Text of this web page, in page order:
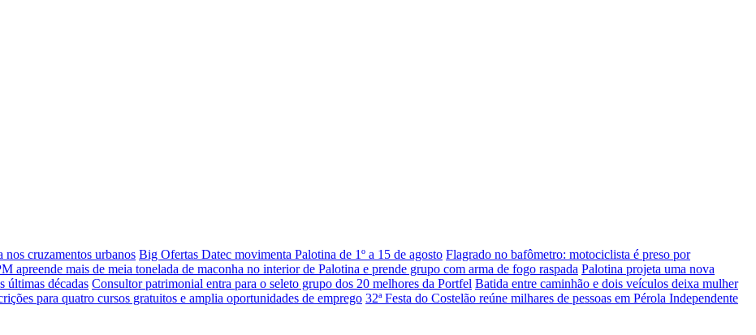
nos cruzamentos urbanos Big Ofertas Datec movimenta Palotina de 1º a 15 de agosto Flagrado no bafômetro: motociclista é preso por
apreende mais de meia tonelada de maconha no interior de Palotina e prende grupo com arma de fogo raspada Palotina projeta uma nova
últimas décadas Consultor patrimonial entra para o seleto grupo dos 20 melhores da Portfel Batida entre caminhão e dois veículos deixa mulher
para quatro cursos gratuitos e amplia oportunidades de emprego 32ª Festa do Costelão reúne milhares de pessoas em Pérola Independente